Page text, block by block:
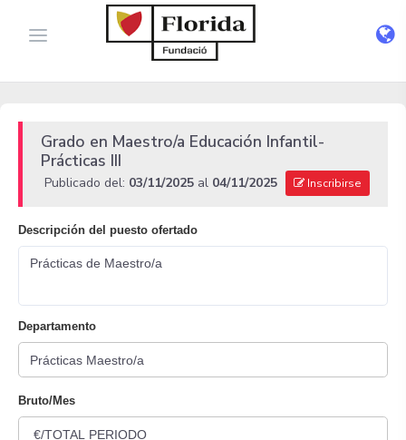
Grado en Maestro/a Educación Infantil-
Prácticas III
Publicado del: 03/11/2025 al 04/11/2025 Inscribirse
Descripción del puesto ofertado
Prácticas de Maestro/a
Departamento
Bruto/Mes